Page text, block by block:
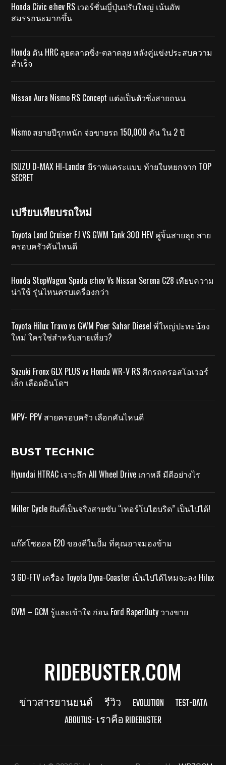
Honda Civic e:hev RS เวอร์ชั่นญี่ปุ่นปรับใหญ่ เน้นอัพ
สมรรถนะมากขึ้น
Honda ดัน HRC ลุยตลาดซิ่ง-ตลาดลุย หลังคู่แข่งประสบความ
สำเร็จ
Nissan Aura Nismo RS Concept แต่งเป็นตัวซิ่งสายถนน
Nismo สยายปีรุกหนัก จ่อขายรถ 150,000 คัน ใน 2 ปี
ISUZU D-MAX HI-Lander ยีราฟแคระแบบ ท้ายใบหยกจาก TOP
SECRET
เปรียบเทียบรถใหม่
Toyota Land Cruiser FJ VS GWM Tank 300 HEV คู่จิ้นสายลุย สาย
ครอบครัวคันไหนดี
Honda StepWagon Spada e:hev Vs Nissan Serena C28 เทียบความ
น่าใช้ รุ่นไหนครบเครื่องกว่า
Toyota Hilux Travo vs GWM Poer Sahar Diesel พี่ใหญ่ปะทะน้อง
ใหม่ ใครใช่สำหรับสายเที่ยว?
Suzuki Fronx GLX PLUS vs Honda WR-V RS ศึกรถครอสโอเวอร์
เล็ก เลือดอินโดฯ
MPV- PPV สายครอบครัว เลือกคันไหนดี
BUST TECHNIC
Hyundai HTRAC เจาะลึก All Wheel Drive เกาหลี มีดีอย่างไร
Miller Cycle ฝันที่เป็นจริงสายขับ “เทอร์โบไฮบริด” เป็นไปได้!
แก๊สโซฮอล E20 ของดีในปั้ม ที่คุณอาจมองข้าม
3 GD-FTV เครื่อง Toyota Dyna-Coaster เป็นไปได้ไหมจะลง Hilux
GVM – GCM รู้และเข้าใจ ก่อน Ford RaperDuty วางขาย
RIDEBUSTER.COM
ข่าวสารยานยนต์ รีวิว EVOLUTION
TEST-DATA
ABOUTUS- เราคือ RIDEBUSTER